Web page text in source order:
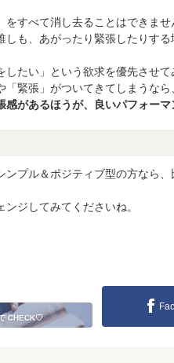
をすべて消し去ることはできませ
しも、あがったり緊張したりする
たい」という欲求を優先させて
「緊張」がついてきてしまうな
感があるほうが、良いパフォーマ
ンプル＆ポジティブ型の方なら
ジしてみてくださいね。
CHECK♡